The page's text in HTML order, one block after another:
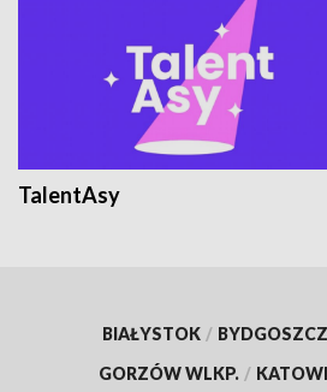
TalentAsy
BIAŁYSTOK / BYDGOSZCZ
GORZÓW WLKP. /